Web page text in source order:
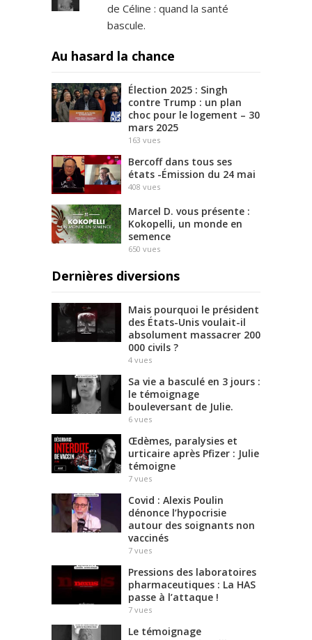
de Céline : quand la santé
bascule.
Au hasard la chance
Élection 2025 : Singh
contre Trump : un plan
choc pour le logement – 30
mars 2025
163 vues
Bercoff dans tous ses
états -Émission du 24 mai
408 vues
Marcel D. vous présente :
Kokopelli, un monde en
semence
650 vues
Dernières diversions
Mais pourquoi le président
des États-Unis voulait-il
absolument massacrer 200
000 civils ?
4 vues
Sa vie a basculé en 3 jours :
le témoignage
bouleversant de Julie.
6 vues
Œdèmes, paralysies et
urticaire après Pfizer : Julie
témoigne
7 vues
Covid : Alexis Poulin
dénonce l’hypocrisie
autour des soignants non
vaccinés
7 vues
Pressions des laboratoires
pharmaceutiques : La HAS
passe à l’attaque !
7 vues
Le témoignage